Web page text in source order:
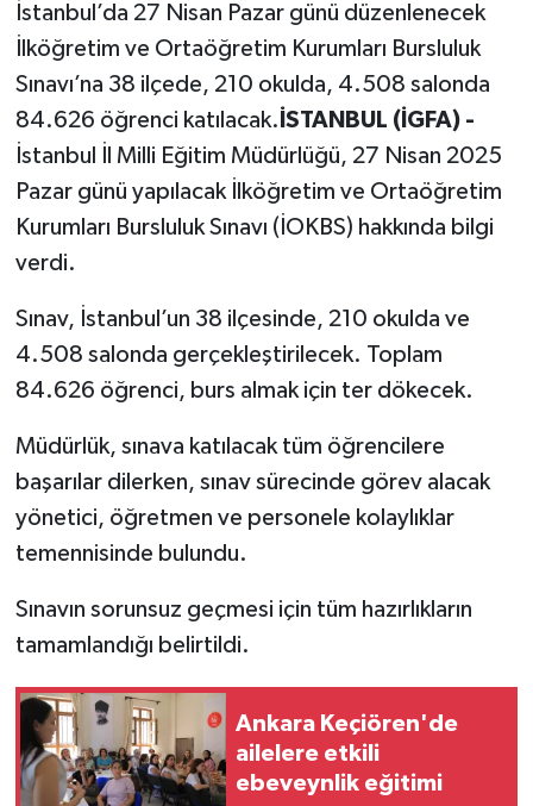
İstanbul’da 27 Nisan Pazar günü düzenlenecek
İlköğretim ve Ortaöğretim Kurumları Bursluluk
Sınavı’na 38 ilçede, 210 okulda, 4.508 salonda
84.626 öğrenci katılacak. İSTANBUL (İGFA) -
İstanbul İl Milli Eğitim Müdürlüğü, 27 Nisan 2025
Pazar günü yapılacak İlköğretim ve Ortaöğretim
Kurumları Bursluluk Sınavı (İOKBS) hakkında bilgi
verdi.
Sınav, İstanbul’un 38 ilçesinde, 210 okulda ve
4.508 salonda gerçekleştirilecek. Toplam
84.626 öğrenci, burs almak için ter dökecek.
Müdürlük, sınava katılacak tüm öğrencilere
başarılar dilerken, sınav sürecinde görev alacak
yönetici, öğretmen ve personele kolaylıklar
temennisinde bulundu.
Sınavın sorunsuz geçmesi için tüm hazırlıkların
tamamlandığı belirtildi.
Ankara Keçiören'de
ailelere etkili
ebeveynlik eğitimi